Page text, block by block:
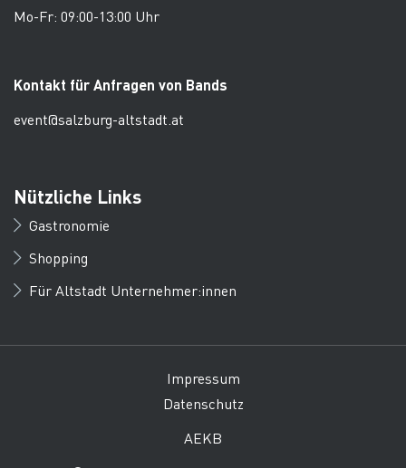
Mo-Fr: 09:00-13:00 Uhr
Kontakt für Anfragen von Bands
event@salzburg-altstadt.at
Nützliche Links
Gastronomie
Shopping
Für Altstadt Unternehmer:innen
Impressum
Datenschutz
AEKB